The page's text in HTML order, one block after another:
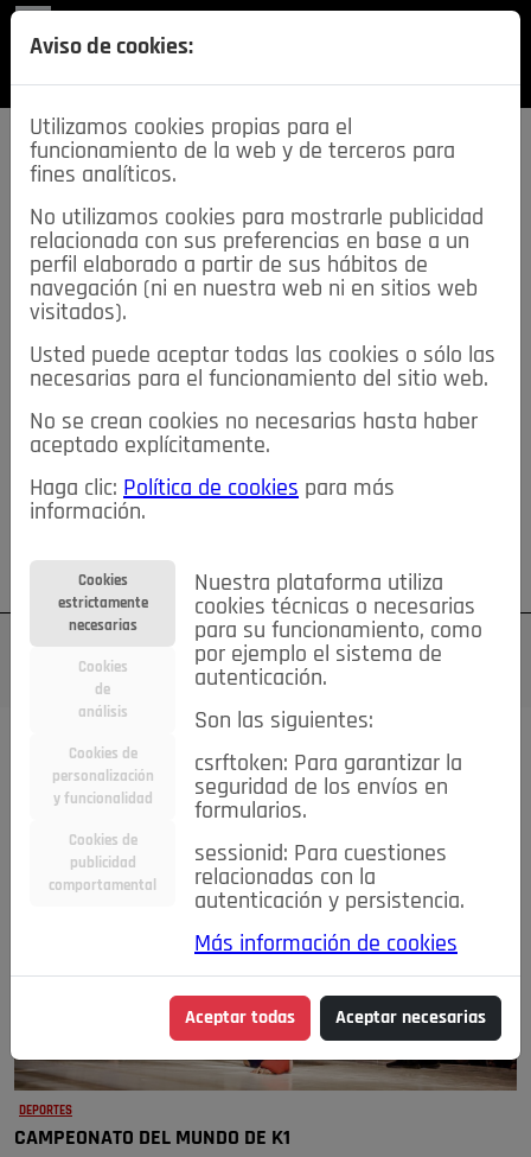
SECCIONES
descarga esta
REVISTA
≡NOTICIAS
NOTICIAS SERVICIOS DE INTERÉS
TABLÓN DE ANUNCIOS MIS ANUNCIOS CONTACTO
NOSOTROS
Su cuenta Regístrese ¿Olvidó su contraseña?
DEPORTES
CAMPEONATO DEL MUNDO DE K1
Aviso de cookies:
Utilizamos cookies propias para el
funcionamiento de la web y de terceros para
fines analíticos.
No utilizamos cookies para mostrarle publicidad
relacionada con sus preferencias en base a un
perfil elaborado a partir de sus hábitos de
navegación (ni en nuestra web ni en sitios web
visitados).
Usted puede aceptar todas las cookies o sólo las
necesarias para el funcionamiento del sitio web.
No se crean cookies no necesarias hasta haber
aceptado explícitamente.
Haga clic: Política de cookies para más
información.
Cookies
estrictamente
necesarias
Cookies
de
análisis
Cookies de
personalización
y funcionalidad
Cookies de
publicidad
comportamental
Nuestra plataforma utiliza
cookies técnicas o necesarias
para su funcionamiento, como
por ejemplo el sistema de
autenticación.
Son las siguientes:
csrftoken: Para garantizar la
seguridad de los envíos en
formularios.
sessionid: Para cuestiones
relacionadas con la
autenticación y persistencia.
Más información de cookies
Aceptar todas Aceptar necesarias